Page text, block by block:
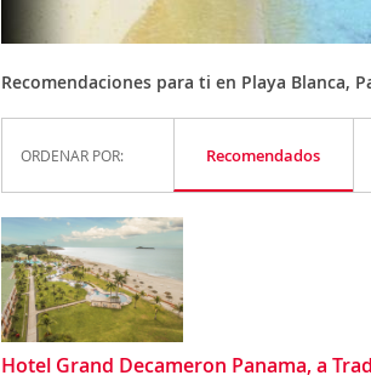
Recomendaciones para ti en Playa Blanca,
ORDENAR POR: Recomendados
Hotel Grand Decameron Panama, a